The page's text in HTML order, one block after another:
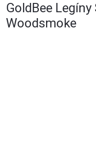
GoldBee
Woodsmoke